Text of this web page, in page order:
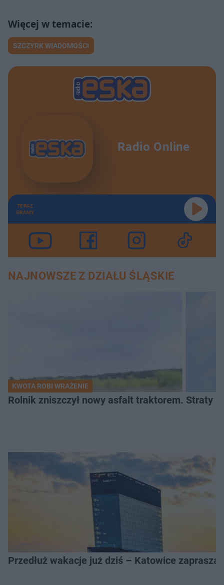
SZCZYRK WIADOMOŚCI
Radio Online
TERAZ
GRAMY
NAJNOWSZE Z DZIAŁU ŚLĄSKIE
KWOTA ROBI WRAŻENIE
Rolnik zniszczył nowy asfalt traktorem. Straty
Przedłuż wakacje już dziś – Katowice